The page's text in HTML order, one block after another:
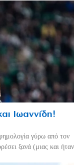
Ιωαννίδη!
γύρω από τον
ξανά (μιας και ήταν